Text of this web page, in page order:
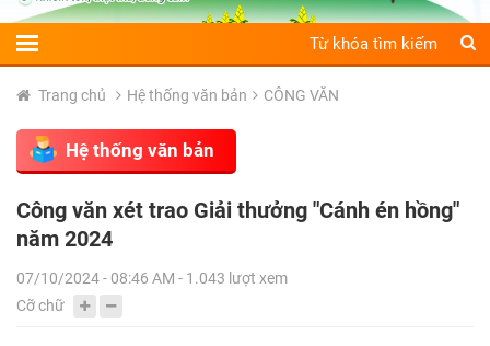
Trang chủ Hệ thống văn bản CÔNG VĂN
Hệ thống văn bản
Công văn xét trao Giải thưởng "Cánh én hồng"
năm 2024
07/10/2024 - 08:46 AM - 1.043 lượt xem
Cỡ chữ